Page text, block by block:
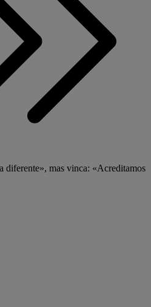
diferente», mas vinca: «Acreditamos